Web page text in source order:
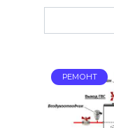
РЕМОНТ